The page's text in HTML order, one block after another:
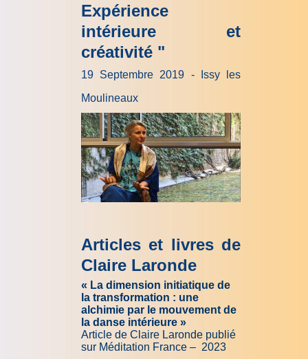
Expérience
intérieure et
créativité "
19 Septembre 2019 - Issy les
Moulineaux
Articles et livres de
Claire Laronde
« La dimension initiatique de
la transformation : une
alchimie par le mouvement de
la danse intérieure »
Article de Claire Laronde publié
sur Méditation France – 2023